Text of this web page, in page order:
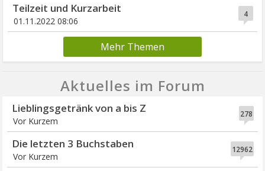
4
Teilzeit und Kurzarbeit
01.11.2022 08:06
Mehr Themen
Aktuelles im Forum
278
Lieblingsgetränk von a bis Z
Vor Kurzem
12962
Die letzten 3 Buchstaben
Vor Kurzem